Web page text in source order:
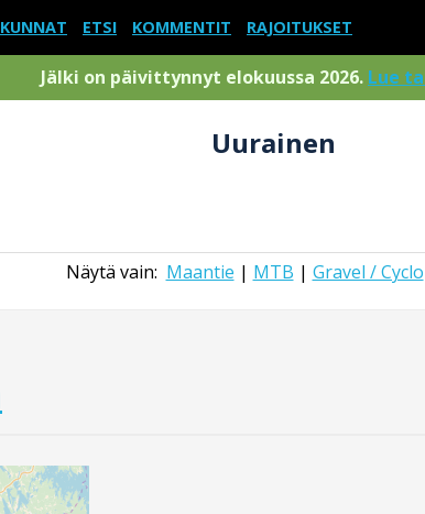
ETSI KOMMENTIT RAJOITUKSET
Jälki on päivittynnyt elokuussa 2026. Lue
Uurainen
Näytä vain: Maantie | MTB | Gravel / Cyclo